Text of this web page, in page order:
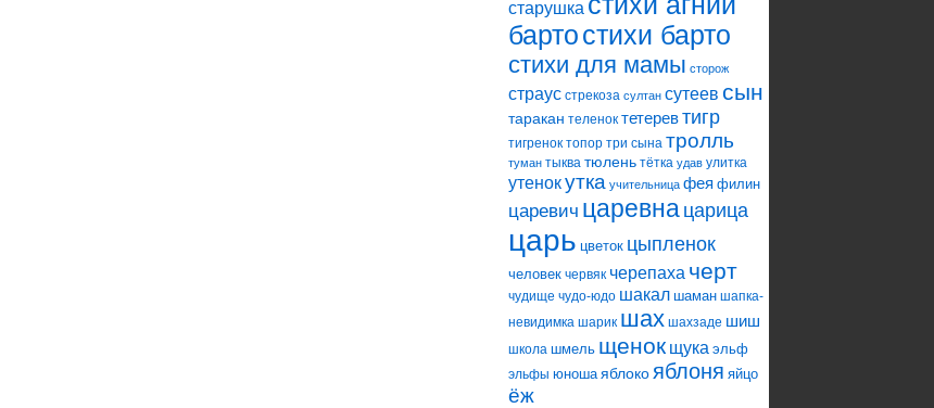
старушка
бартостихи барто
стихи для мамы сторож
страус стрекоза султан сутеев сын
таракан теленок тетеревтигр
тигренок топор три сына тролль
туман тыква тюлень тётка удав улитка
утенокутка учительница фея филин
царевич царевна царица
царь цветок цыпленок
человек червяк черепаха черт
чудище чудо-юдо шакал шаман шапка-
невидимка шарик шах шахзаде шиш
школа шмель щенок щука эльф
эльфы юноша яблоко яблоня яйцо
ёж